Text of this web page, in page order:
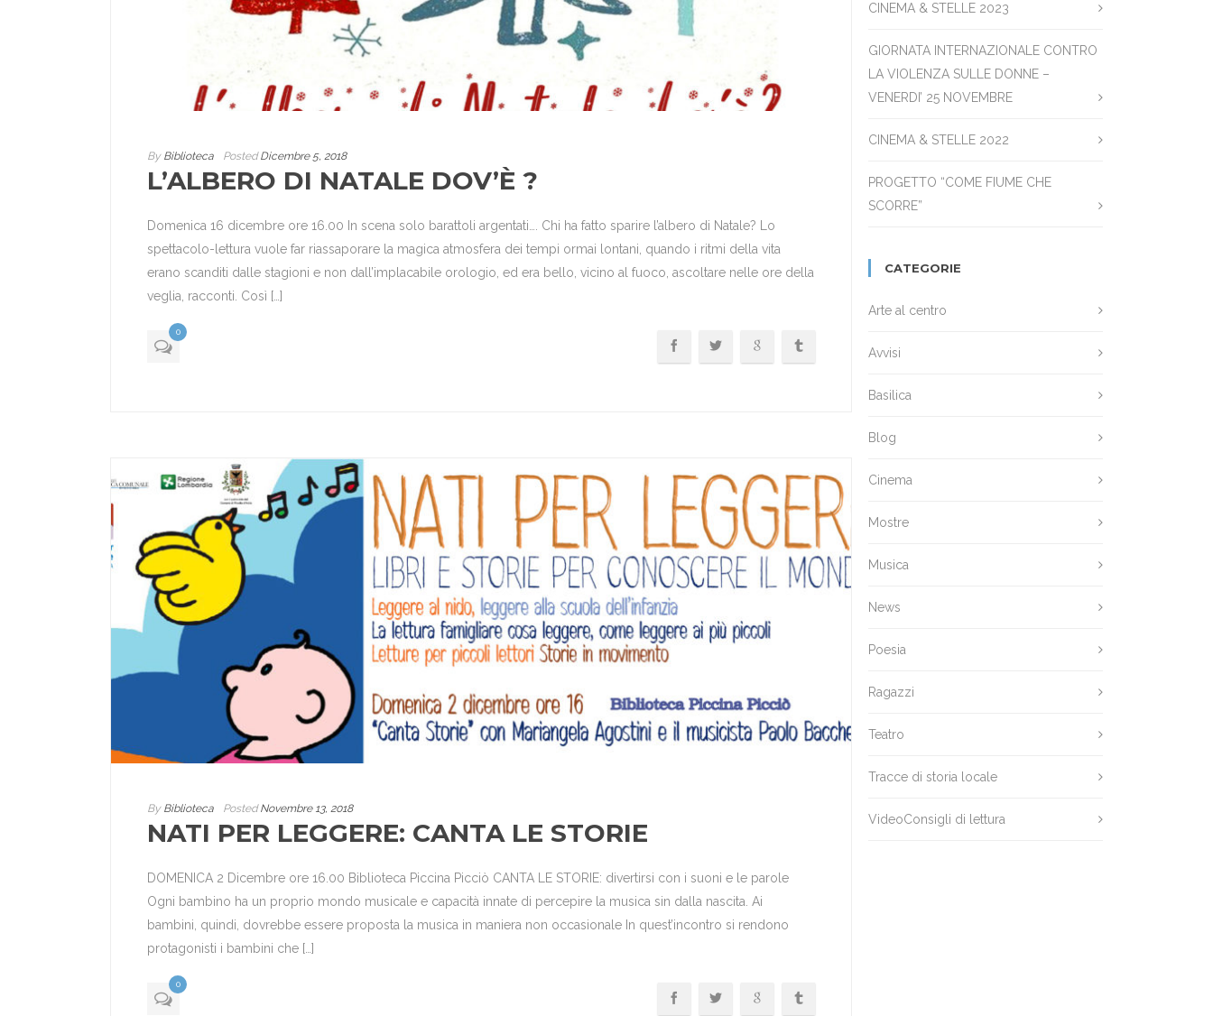
ByBiblioteca PostedDicembre 5, 2018
L’ALBERO DI NATALE DOV’È ?
Domenica 16 dicembre ore 16.00 In scena solo barattoli argentati…. Chi ha fatto sparire l’albero di Natale? Lo
spettacolo-lettura vuole far riassaporare la magica atmosfera dei tempi ormai lontani, quando i ritmi della vita
erano scanditi dalle stagioni e non dall’implacabile orologio, ed era bello, vicino al fuoco, ascoltare nelle ore della
veglia, racconti. Così […]
0
ByBiblioteca PostedNovembre 13, 2018
NATI PER LEGGERE: CANTA LE STORIE
DOMENICA 2 Dicembre ore 16.00 Biblioteca Piccina Picciò CANTA LE STORIE: divertirsi con i suoni e le parole
Ogni bambino ha un proprio mondo musicale e capacità innate di percepire la musica sin dalla nascita. Ai
bambini, quindi, dovrebbe essere proposta la musica in maniera non occasionale In quest’incontro si rendono
protagonisti i bambini che […]
0
CINEMA & STELLE 2023
GIORNATA INTERNAZIONALE CONTRO
LA VIOLENZA SULLE DONNE –
VENERDI’ 25 NOVEMBRE
CINEMA & STELLE 2022
PROGETTO “COME FIUME CHE
SCORRE”
CATEGORIE
Arte al centro
Avvisi
Basilica
Blog
Cinema
Mostre
Musica
News
Poesia
Ragazzi
Teatro
Tracce di storia locale
VideoConsigli di lettura